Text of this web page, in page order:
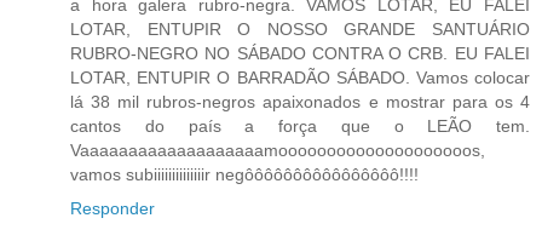
a hora galera rubro-negra. VAMOS LOTAR, EU FALEI
LOTAR, ENTUPIR O NOSSO GRANDE SANTUÁRIO
RUBRO-NEGRO NO SÁBADO CONTRA O CRB. EU FALEI
LOTAR, ENTUPIR O BARRADÃO SÁBADO. Vamos colocar
lá 38 mil rubros-negros apaixonados e mostrar para os 4
cantos do país a força que o LEÃO tem.
Vaaaaaaaaaaaaaaaaaaamoooooooooooooooooooos,
vamos subiiiiiiiiiiiiiir negôôôôôôôôôôôôôôôô!!!!
Responder